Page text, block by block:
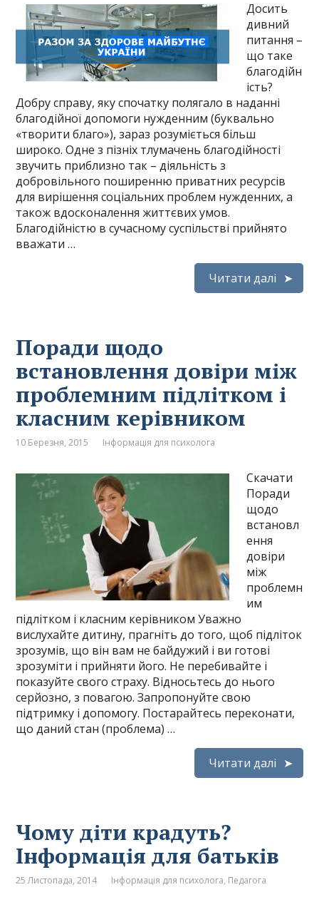
Досить
дивний
питання –
що таке
благодійн
ість?
Добру справу, яку спочатку полягало в наданні
благодійної допомоги нужденним (буквально
«творити благо»), зараз розуміється більш
широко. Одне з пізніх тлумачень благодійності
звучить приблизно так – діяльність з
добровільного поширенню приватних ресурсів
для вирішення соціальних проблем нужденних, а
також вдосконалення життєвих умов.
Благодійністю в сучасному суспільстві прийнято
вважати …
Читати далі
Поради щодо
встановлення довіри між
проблемним підлітком і
класним керівником
10 Березня, 2015 Інформація для психолога
Скачати
Поради
щодо
встановл
ення
довіри
між
проблемн
им
підлітком і класним керівником Уважно
вислухайте дитину, прагніть до того, щоб підліток
зрозумів, що він вам не байдужий і ви готові
зрозуміти і прийняти його. Не перебивайте і
показуйте свого страху. Відносьтесь до нього
серйозно, з повагою. Запропонуйте свою
підтримку і допомогу. Постарайтесь переконати,
що даний стан (проблема) …
Читати далі
Чому діти крадуть?
Інформація для батьків
25 Листопада, 2014 Інформація для психолога, Педагога